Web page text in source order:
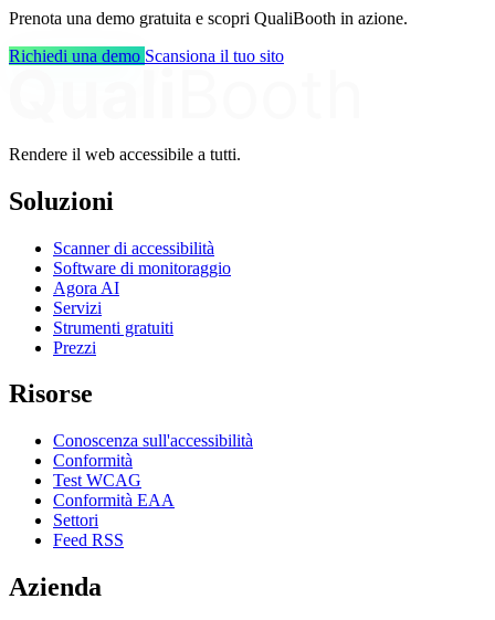
Prenota una demo gratuita e scopri QualiBooth in azione.
Richiedi una demo Scansiona il tuo sito
Rendere il web accessibile a tutti.
Soluzioni
Scanner di accessibilità
Software di monitoraggio
Agora AI
Servizi
Strumenti gratuiti
Prezzi
Risorse
Conoscenza sull'accessibilità
Conformità
Test WCAG
Conformità EAA
Settori
Feed RSS
Azienda